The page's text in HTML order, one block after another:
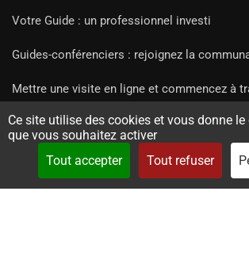
Ce site utilise des cookies et vous donne
que vous souhaitez activer
Tout accepter
Tout refuser
Votre Guide : un professionnel investi
Guides-conférenciers : rejoignez la
Mettre une visite en ligne et commencez à